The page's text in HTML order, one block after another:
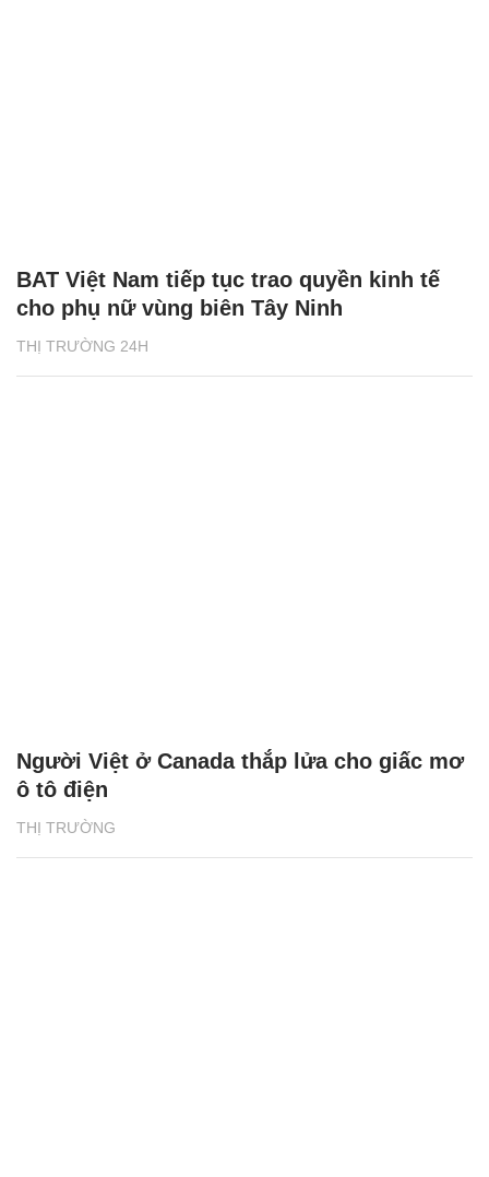
THỊ TRƯỜNG 24H
BAT Việt Nam tiếp tục trao quyền kinh tế
cho phụ nữ vùng biên Tây Ninh
THỊ TRƯỜNG
Người Việt ở Canada thắp lửa cho giấc mơ
ô tô điện